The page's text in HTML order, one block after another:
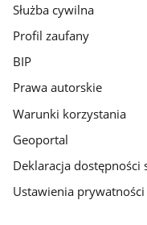
Służba cywilna
Profil zaufany
BIP
Prawa autorskie
Warunki korzystania
Geoportal
Deklaracja dostępności
Ustawienia prywatności